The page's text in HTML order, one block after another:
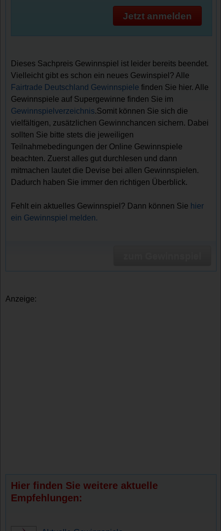
Jetzt anmelden
Dieses Sachpreis Gewinnspiel ist leider bereits beendet.
Vielleicht gibt es schon ein neues Gewinspiel? Alle
Fairtrade Deutschland Gewinnspiele finden Sie hier. Alle
Gewinnspiele auf Supergewinne finden Sie im
Gewinnspielverzeichnis.Somit können Sie sich die
vielfältigen, zusätzlichen Gewinnchancen sichern. Dabei
sollten Sie bitte stets die jeweiligen
Teilnahmebedingungen der Online Gewinnspiele
beachten. Zuerst alles gut durchlesen und dann
mitmachen lautet die Devise bei allen Gewinnspielen.
Dadurch haben Sie immer den richtigen Überblick.
Fehlt ein aktuelles Gewinnspiel? Dann können Sie hier
ein Gewinnspiel melden.
Anzeige:
Hier finden Sie weitere aktuelle
Empfehlungen: